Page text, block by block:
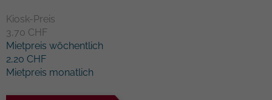
Kiosk-Preis
3,70 CHF
Mietpreis wöchentlich
2,20 CHF
Mietpreis monatlich
Name
Anbieter TYPO3
Laufzeit 1 Monat
Enthält die gewählten Tracking-Optin-
Zweck
installiert. Das Cookie wird verwendet,
wie Besucher eine Website nutzen, und